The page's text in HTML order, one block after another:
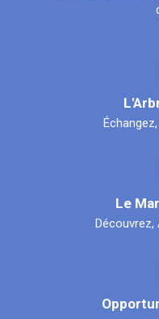
Le
Découvrez,